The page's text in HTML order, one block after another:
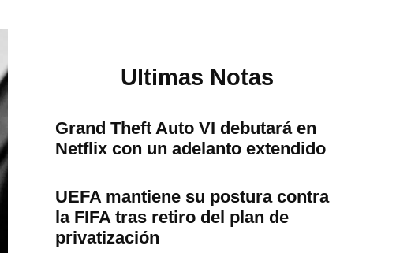
Ultimas Notas
Grand Theft Auto VI debutará en
Netflix con un adelanto extendido
UEFA mantiene su postura contra
la FIFA tras retiro del plan de
privatización